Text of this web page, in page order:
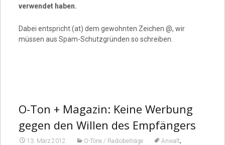
verwendet haben.
Dabei entspricht (at) dem gewohnten Zeichen @, wir
müssen aus Spam-Schutzgründen so schreiben.
O-Ton + Magazin: Keine Werbung
gegen den Willen des Empfängers
13. März 2012 O-Töne / Radiobeiträge Anwalt,